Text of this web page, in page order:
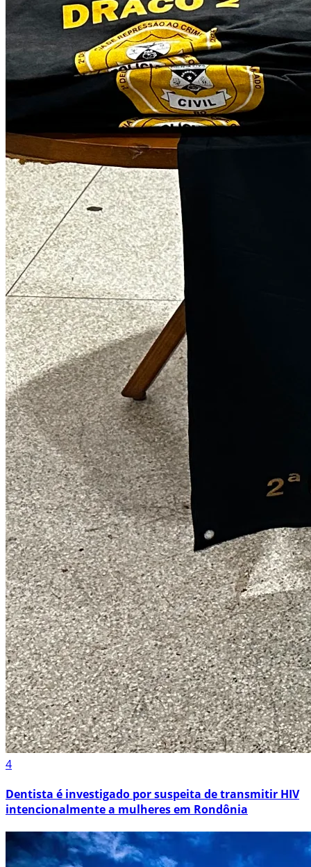
4
Dentista é investigado por suspeita de transmitir HIV
intencionalmente a mulheres em Rondônia